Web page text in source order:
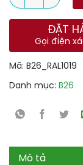
ĐẶT
Gọi điện
Mã: B26_RAL1019
Danh mục: B26
Mô tả